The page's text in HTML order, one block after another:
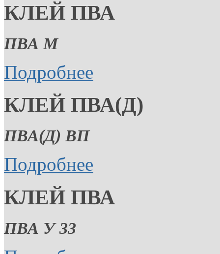
КЛЕЙ ПВА
ПВА М
Подробнее
КЛЕЙ ПВА(Д)
ПВА(Д) ВП
Подробнее
КЛЕЙ ПВА
ПВА У 33